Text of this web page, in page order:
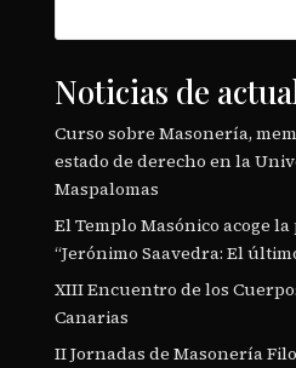
Noticias de
Curso sobre Masonería,
estado de derecho en la
Maspalomas
El Templo Masónico acoge
“Jerónimo Saavedra: El
XIII Encuentro de los
Canarias
II Jornadas de Masonería